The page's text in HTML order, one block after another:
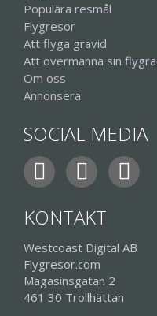
Populära resmål
Flygresor
Att flyga gravid
Att övermanna sin
Om oss
Annonsera
SOCIAL MEDIA
KONTAKT
Westcoast Digital AB
Flygresor.com
Magasinsgatan 2
461 30 Trollhättan